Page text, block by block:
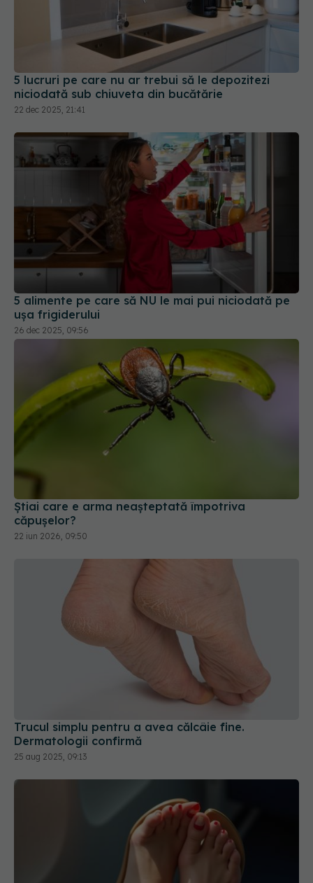
5 lucruri pe care nu ar trebui să le depozitezi
niciodată sub chiuveta din bucătărie
22 dec 2025, 21:41
5 alimente pe care să NU le mai pui niciodată pe
ușa frigiderului
26 dec 2025, 09:56
Știai care e arma neașteptată împotriva
căpușelor?
22 iun 2026, 09:50
Trucul simplu pentru a avea călcâie fine.
Dermatologii confirmă
25 aug 2025, 09:13